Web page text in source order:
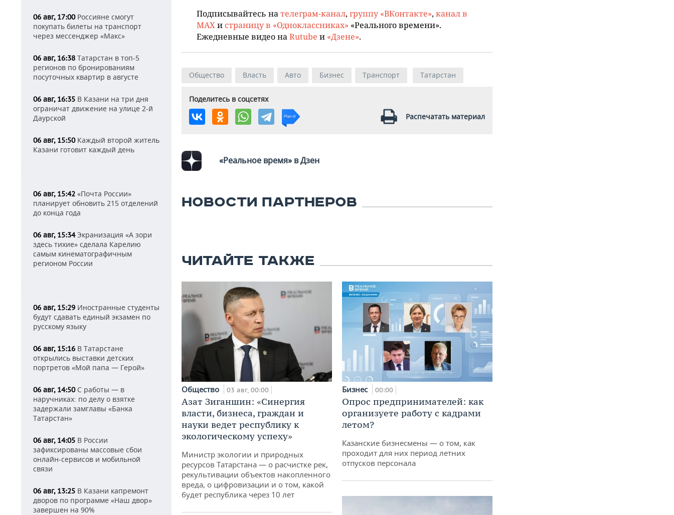
06 авг, 17:00Россияне смогут
покупать билеты на транспорт
через мессенджер «Макс»
06 авг, 16:38 Татарстан в топ-5
регионов по бронированиям
посуточных квартир в августе
06 авг, 16:35 В Казани на три дня
ограничат движение на улице 2-й
Даурской
06 авг, 15:50Каждый второй житель
Казани готовит каждый день
06 авг, 15:42 «Почта России»
планирует обновить 215 отделений
до конца года
06 авг, 15:34Экранизация «А зори
здесь тихие» сделала Карелию
самым кинематографичным
регионом России
06 авг, 15:29 Иностранные студенты
будут сдавать единый экзамен по
русскому языку
06 авг, 15:16 В Татарстане
открылись выставки детских
портретов «Мой папа — Герой»
06 авг, 14:50С работы — в
наручниках: по делу о взятке
задержали замглавы «Банка
Татарстан»
06 авг, 14:05 В России
зафиксированы массовые сбои
онлайн-сервисов и мобильной
связи
06 авг, 13:25 В Казани капремонт
дворов по программе «Наш двор»
завершен на 90%
Подписывайтесь нателеграм-канал, группу «ВКонтакте», канал в
MAXи страницу в «Одноклассниках» «Реального времени».
Ежедневные видео наRutube и «Дзене».
Общество Власть Авто Бизнес Транспорт Татарстан
Поделитесь в соцсетях
Распечатать материал
«Реальное время» в Дзен
НОВОСТИ ПАРТНЕРОВ
ЧИТАЙТЕ ТАКЖЕ
Общество 03 авг, 00:00
Азат Зиганшин: «Синергия
власти, бизнеса, граждан и
науки ведет республику к
экологическому успеху»
Министр экологии и природных
ресурсов Татарстана — о расчистке рек,
рекультивации объектов накопленного
вреда, о цифровизации и о том, какой
будет республика через 10 лет
Бизнес 00:00
Опрос предпринимателей: как
организуете работу с кадрами
летом?
Казанские бизнесмены — о том, как
проходит для них период летних
отпусков персонала